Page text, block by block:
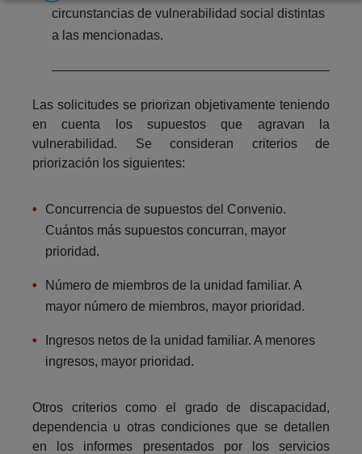
circunstancias de vulnerabilidad social distintas
a las mencionadas.
Las solicitudes se priorizan objetivamente teniendo
en cuenta los supuestos que agravan la
vulnerabilidad. Se consideran criterios de
priorización los siguientes:
Concurrencia de supuestos del Convenio.
Cuántos más supuestos concurran, mayor
prioridad.
Número de miembros de la unidad familiar. A
mayor número de miembros, mayor prioridad.
Ingresos netos de la unidad familiar. A menores
ingresos, mayor prioridad.
Otros criterios como el grado de discapacidad,
dependencia u otras condiciones que se detallen
en los informes presentados por los servicios